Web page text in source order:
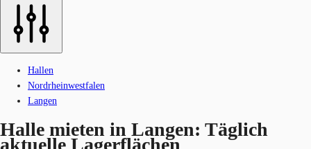
Hallen
Nordrheinwestfalen
Langen
Halle mieten in Langen: Täglich
aktuelle Lagerflächen